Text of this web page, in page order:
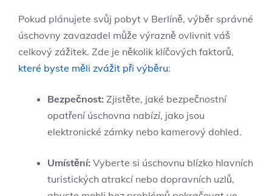
Pokud plánujete svůj pobyt v Berlíně, výběr správné
úschovny zavazadel může výrazně ovlivnit váš
celkový zážitek. Zde je několik klíčových faktorů,
které byste měli zvážit při výběru:
Bezpečnost: Zjistěte, jaké bezpečnostní
opatření úschovna nabízí, jako jsou
elektronické zámky nebo kamerový dohled.
Umístění: Vyberte si úschovnu blízko hlavních
turistických atrakcí nebo dopravních uzlů,